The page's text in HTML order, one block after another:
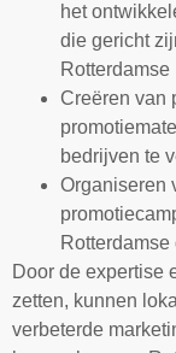
het
die gericht
Rotterdamse
Creëren van
bedrijven te
Organiseren
Door de expertise
zetten, kunnen
verbeterde